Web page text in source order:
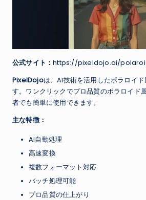
公式サイト：https://pixeldojo.ai/
PixelDojoは、AI技術を活用したポラロイ
す。ワンクリックでプロ品質のポラロイド
者でも簡単に使用できます。
主な特徴：
AI自動処理
高速変換
複数フォーマット対応
バッチ処理可能
プロ品質の仕上がり